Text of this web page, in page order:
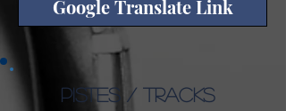
Google Translate Link
PISTES / TRACKS